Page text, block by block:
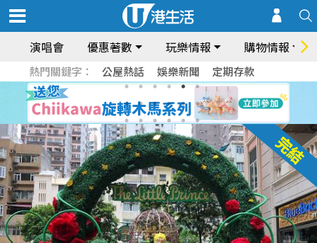
演唱會 優惠著數 玩樂情報 購物情報
熱門關鍵字： 公屋熱話 娛樂新聞 定期存款